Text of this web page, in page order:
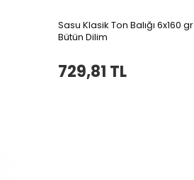
Sasu Klasik Ton Balığı 6x160 gr
Bütün Dilim
729,81 TL